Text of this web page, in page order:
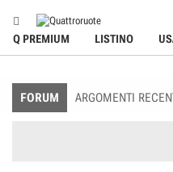
Q PREMIUM LISTINO
FORUM ARGOMENTI